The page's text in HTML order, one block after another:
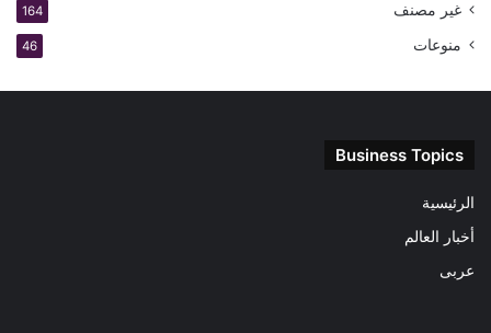
غير مصنف 164
منوعات 46
Business Topics
الرئيسية
أخبار العالم
عربى